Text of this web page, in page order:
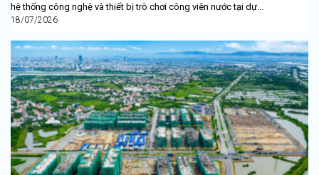
hệ thống công nghệ và thiết bị trò chơi công viên nước tại dự...
18/07/2026